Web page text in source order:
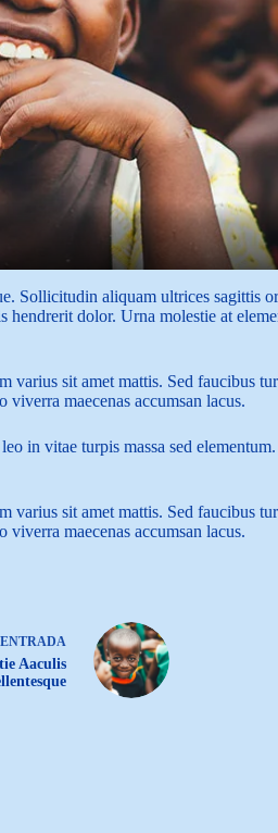
aliquam ultrices sagittis
dolor. Urna molestie at
sit amet mattis. Sed faucibus
maecenas accumsan lacus.
in vitae turpis massa sed
sit amet mattis. Sed faucibus
maecenas accumsan lacus.
ENTRADA
Aaculis